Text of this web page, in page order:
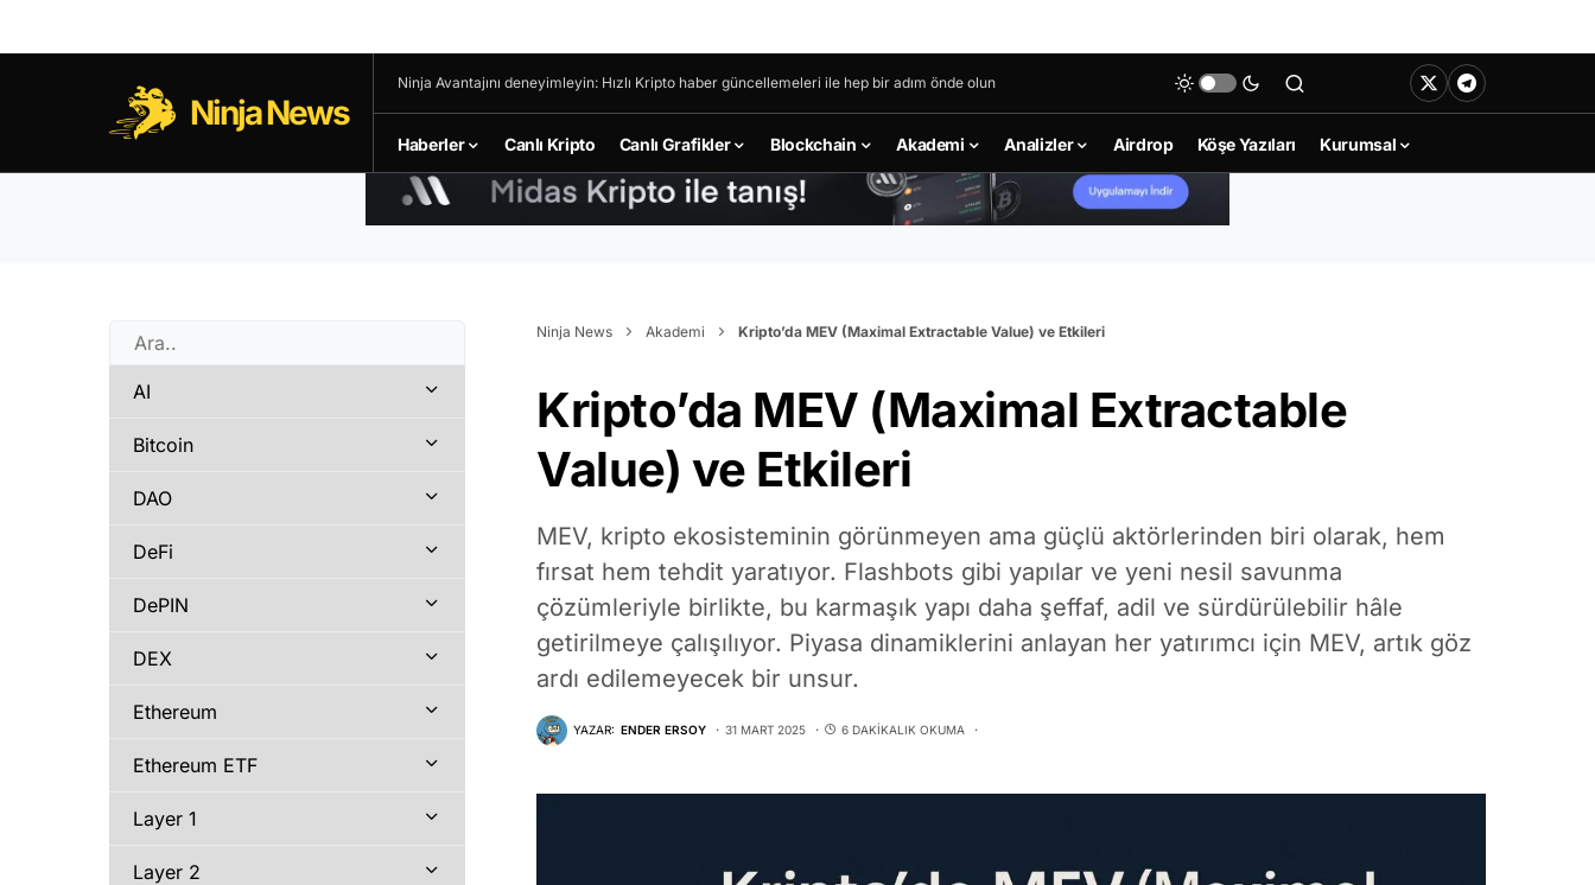
Ninja News
Ninja Avantajını deneyimleyin: Hızlı Kripto haber güncellemeleri ile hep bir adım önde olun
Haberler Canlı Kripto Canlı Grafikler Blockchain Akademi Analizler Airdrop Köşe Yazıları Kurumsal
Ninja News Akademi Kripto’da MEV (Maximal Extractable Value) ve Etkileri
Kripto’da MEV (Maximal Extractable
Value) ve Etkileri
MEV, kripto ekosisteminin görünmeyen ama güçlü aktörlerinden biri olarak, hem
fırsat hem tehdit yaratıyor. Flashbots gibi yapılar ve yeni nesil savunma
çözümleriyle birlikte, bu karmaşık yapı daha şeffaf, adil ve sürdürülebilir hâle
getirilmeye çalışılıyor. Piyasa dinamiklerini anlayan her yatırımcı için MEV, artık göz
ardı edilemeyecek bir unsur.
YAZAR: ENDER ERSOY 31 MART 2025 6 DAKIKALIK OKUMA
AI
Bitcoin
DAO
DeFi
DePIN
DEX
Ethereum
Ethereum ETF
Layer 1
Layer 2